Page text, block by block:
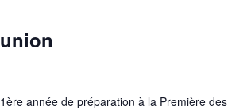
année de préparation à la Première des